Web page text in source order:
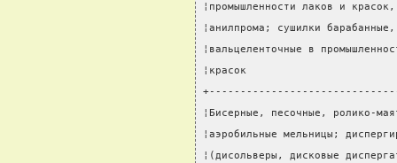
¦промышленности лаков и
¦анилпрома; сушилки
¦вальцеленточные в
¦красок
¦Бисерные, песочные,
¦аэробильные мельницы;
¦(дисольверы, дисковые